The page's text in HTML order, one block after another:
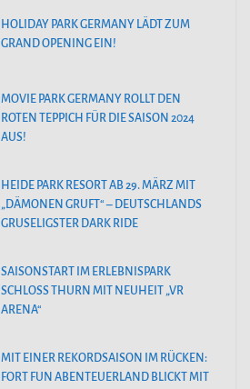
HOLIDAY PARK GERMANY LÄDT ZUM
GRAND OPENING EIN!
MOVIE PARK GERMANY ROLLT DEN
ROTEN TEPPICH FÜR DIE SAISON 2024
AUS!
HEIDE PARK RESORT AB 29. MÄRZ MIT
„DÄMONEN GRUFT“ – DEUTSCHLANDS
GRUSELIGSTER DARK RIDE
SAISONSTART IM ERLEBNISPARK
SCHLOSS THURN MIT NEUHEIT „VR
ARENA“
MIT EINER REKORDSAISON IM RÜCKEN:
FORT FUN ABENTEUERLAND BLICKT MIT